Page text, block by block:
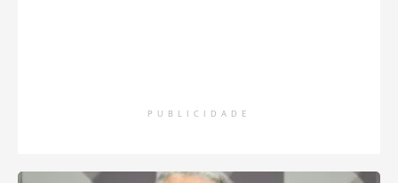
PUBLICIDADE